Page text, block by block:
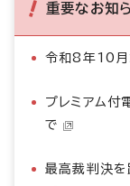
重要なお知
令和8年10月
プレミアム付
で
最高裁判決